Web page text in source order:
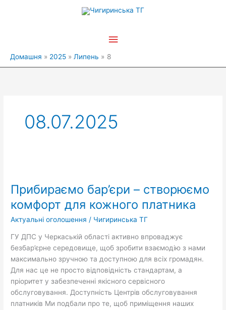
Головне
Домашня 2025 Липень 8
08.07.2025
Прибираємо бар’єри – створюємо
комфорт для кожного платника
Актуальні оголошення / Чигиринська ТГ
ГУ ДПС у Черкаській області активно впроваджує
безбар’єрне середовище, щоб зробити взаємодію з нами
максимально зручною та доступною для всіх громадян.
Для нас це не просто відповідність стандартам, а
пріоритет у забезпеченні якісного сервісного
обслуговування. Доступність Центрів обслуговування
платників Ми подбали про те, щоб приміщення наших
–
створюємо
комфорт
для
кожного
платника